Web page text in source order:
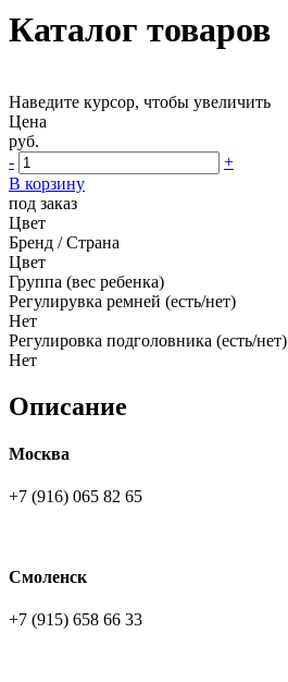
Каталог товаров
Наведите курсор, чтобы увеличить
Цена
руб.
-
+
В корзину
под заказ
Цвет
Бренд / Страна
Цвет
Группа (вес ребенка)
Регулирувка ремней (есть/нет)
Нет
Регулировка подголовника (есть/нет)
Нет
Описание
Москва
+7 (916) 065 82 65
Смоленск
+7 (915) 658 66 33